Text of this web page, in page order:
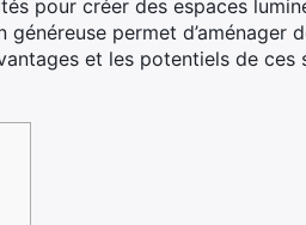
pour créer des espaces
généreuse permet d’aménager
et les potentiels de ces